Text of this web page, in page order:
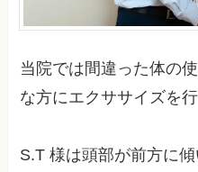
当院では間違った体の
な方にエクササイズを行
S.T 様は頭部が前方に